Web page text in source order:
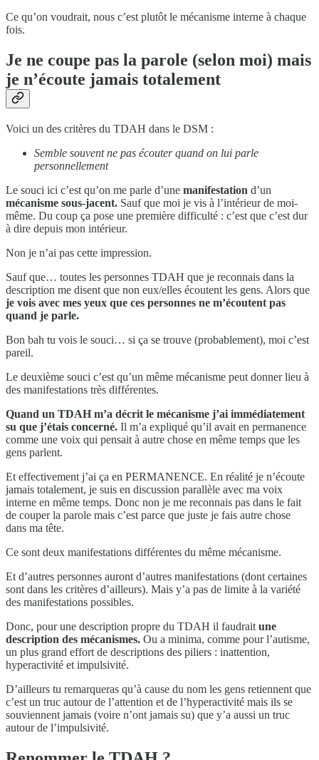
Ce qu’on voudrait, nous c’est plutôt le mécanisme interne à chaque
fois.
Je ne coupe pas la parole (selon moi) mais
je n’écoute jamais totalement
Voici un des critères du TDAH dans le DSM :
Semble souvent ne pas écouter quand on lui parle
personnellement
Le souci ici c’est qu’on me parle d’une manifestation d’un
mécanisme sous-jacent. Sauf que moi je vis à l’intérieur de moi-
même. Du coup ça pose une première difficulté : c’est que c’est dur
à dire depuis mon intérieur.
Non je n’ai pas cette impression.
Sauf que… toutes les personnes TDAH que je reconnais dans la
description me disent que non eux/elles écoutent les gens. Alors que
je vois avec mes yeux que ces personnes ne m’écoutent pas
quand je parle.
Bon bah tu vois le souci… si ça se trouve (probablement), moi c’est
pareil.
Le deuxième souci c’est qu’un même mécanisme peut donner lieu à
des manifestations très différentes.
Quand un TDAH m’a décrit le mécanisme j’ai immédiatement
su que j’étais concerné. Il m’a expliqué qu’il avait en permanence
comme une voix qui pensait à autre chose en même temps que les
gens parlent.
Et effectivement j’ai ça en PERMANENCE. En réalité je n’écoute
jamais totalement, je suis en discussion parallèle avec ma voix
interne en même temps. Donc non je me reconnais pas dans le fait
de couper la parole mais c’est parce que juste je fais autre chose
dans ma tête.
Ce sont deux manifestations différentes du même mécanisme.
Et d’autres personnes auront d’autres manifestations (dont certaines
sont dans les critères d’ailleurs). Mais y’a pas de limite à la variété
des manifestations possibles.
Donc, pour une description propre du TDAH il faudrait une
description des mécanismes. Ou a minima, comme pour l’autisme,
un plus grand effort de descriptions des piliers : inattention,
hyperactivité et impulsivité.
D’ailleurs tu remarqueras qu’à cause du nom les gens retiennent que
c’est un truc autour de l’attention et de l’hyperactivité mais ils se
souviennent jamais (voire n’ont jamais su) que y’a aussi un truc
autour de l’impulsivité.